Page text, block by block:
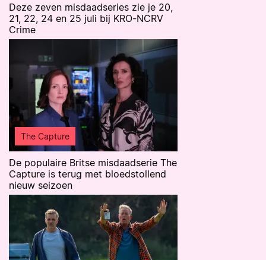
Deze zeven misdaadseries zie je 20,
21, 22, 24 en 25 juli bij KRO-NCRV
Crime
The Capture
De populaire Britse misdaadserie The
Capture is terug met bloedstollend
nieuw seizoen